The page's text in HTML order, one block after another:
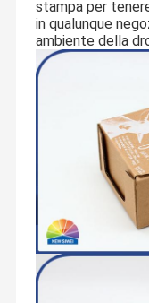
stampa per
in qualunque
ambiente della